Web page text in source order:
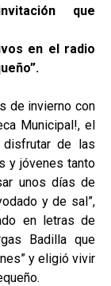
que
en el radio
de invierno con
Municipal!, el
disfrutar de las
y jóvenes tanto
unos días de
y de sal”,
en letras de
Badilla que
y eligió vivir